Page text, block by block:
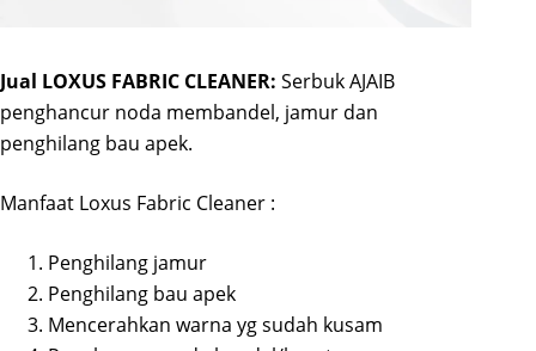
Jual LOXUS FABRIC CLEANER: Serbuk AJAIB
penghancur noda membandel, jamur dan
penghilang bau apek.
Manfaat Loxus Fabric Cleaner :
Penghilang jamur
Penghilang bau apek
Mencerahkan warna yg sudah kusam